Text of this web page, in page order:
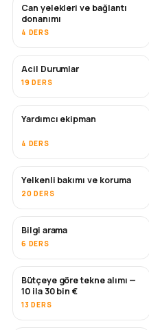
Can yelekleri ve bağlantı
donanımı
4 DERS
Acil Durumlar
19 DERS
Yardımcı ekipman
4 DERS
Yelkenli bakımı ve koruma
20 DERS
Bilgi arama
6 DERS
YAKINDA
Bütçeye göre tekne alımı —
10 ila 30 bin €
13 DERS